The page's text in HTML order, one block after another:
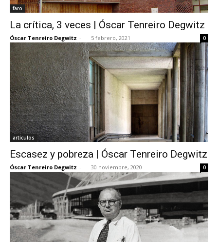
faro
La crítica, 3 veces | Óscar Tenreiro Degwitz
Óscar Tenreiro Degwitz - 5 febrero, 2021 0
artículos
Escasez y pobreza | Óscar Tenreiro Degwitz
Óscar Tenreiro Degwitz - 30 noviembre, 2020 0